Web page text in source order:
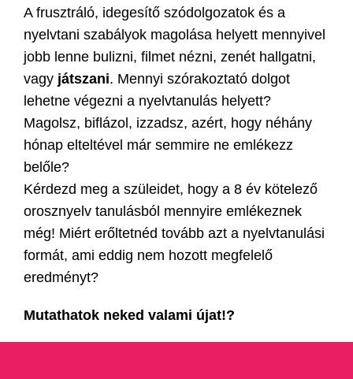
A frusztráló, idegesítő szódolgozatok és a
nyelvtani szabályok magolása helyett mennyivel
jobb lenne bulizni, filmet nézni, zenét hallgatni,
vagy játszani. Mennyi szórakoztató dolgot
lehetne végezni a nyelvtanulás helyett?
Magolsz, biflázol, izzadsz, azért, hogy néhány
hónap elteltével már semmire ne emlékezz
belőle?
Kérdezd meg a szüleidet, hogy a 8 év kötelező
orosznyelv tanulásból mennyire emlékeznek
még! Miért erőltetnéd tovább azt a nyelvtanulási
formát, ami eddig nem hozott megfelelő
eredményt?
Mutathatok neked valami újat!?